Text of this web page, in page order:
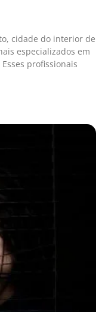
cidade do interior de
especializados em
profissionais